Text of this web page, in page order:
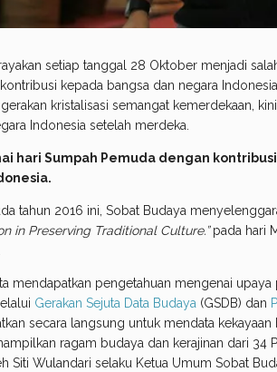
setiap tanggal 28 Oktober menjadi
kepada bangsa dan negara
kristalisasi semangat kemerdekaan,
Indonesia setelah merdeka.
hari Sumpah Pemuda dengan
tahun 2016 ini, Sobat Budaya
in Preserving Traditional Culture.”pada hari
mendapatkan pengetahuan mengenai
Gerakan Sejuta Data Budaya (GSDB) dan
secara langsung untuk mendata
ragam budaya dan kerajinan dari 34
Siti Wulandari selaku Ketua Umum Sobat